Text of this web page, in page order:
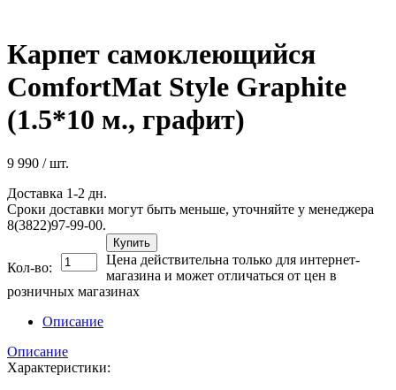
Карпет самоклеющийся
ComfortMat Style Graphite
(1.5*10 м., графит)
9 990 / шт.
Доставка 1-2 дн.
Сроки доставки могут быть меньше, уточняйте у менеджера
8(3822)97-99-00.
Кол-во:
Купить
Цена действительна только для интернет-
магазина и может отличаться от цен в
розничных магазинах
Описание
Описание
Характеристики: